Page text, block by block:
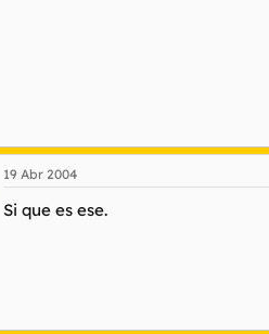
19 Abr 2004
Si que es ese.